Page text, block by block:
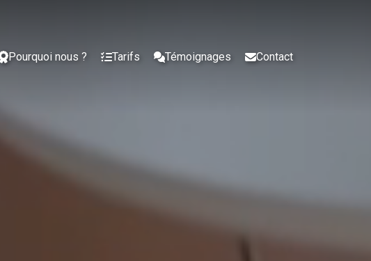
Pourquoi nous ? Tarifs Témoignages Contact